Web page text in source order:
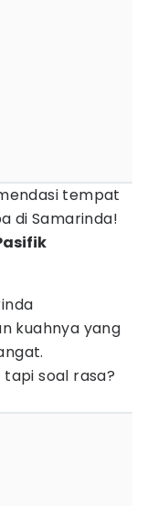
tempat
di Samarinda!
kuahnya yang
soal rasa?